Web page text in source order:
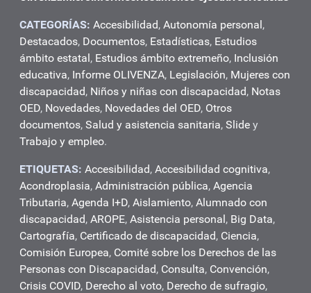
CATEGORÍAS: Accesibilidad, Autonomía personal,
Destacados, Documentos, Estadísticas, Estudios
ámbito estatal, Estudios ámbito extremeño, Inclusión
educativa, Informe OLIVENZA, Legislación, Mujeres con
discapacidad, Niños y niñas con discapacidad, Notas
OED, Novedades, Novedades del OED, Otros
documentos, Salud y asistencia sanitaria, Slide y
Trabajo y empleo.
ETIQUETAS: Accesibilidad, Accesibilidad cognitiva,
Acondroplasia, Administración pública, Agencia
Tributaria, Agenda I+D, Aislamiento, Alumnado con
discapacidad, AROPE, Asistencia personal, Big Data,
Cartografía, Certificado de discapacidad, Ciencia,
Comisión Europea, Comité sobre los Derechos de las
Personas con Discapacidad, Consulta, Convención,
Crisis COVID, Derecho al voto, Derecho de sufragio,